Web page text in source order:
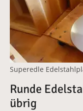
Superedle
Runde
übrig